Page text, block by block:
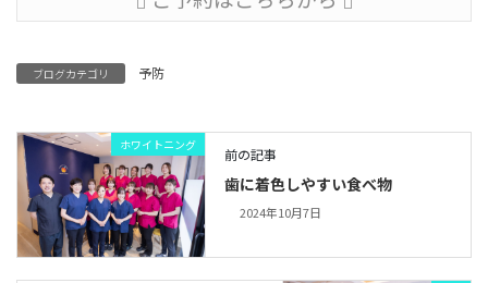
ブログカテゴリ 予防
ホワイトニング
前の記事
歯に着色しやすい食べ物
2024年10月7日